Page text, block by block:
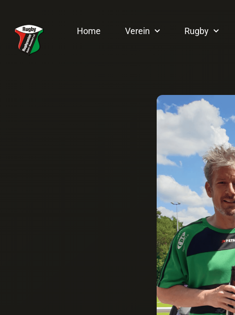
Home Verein Rugby